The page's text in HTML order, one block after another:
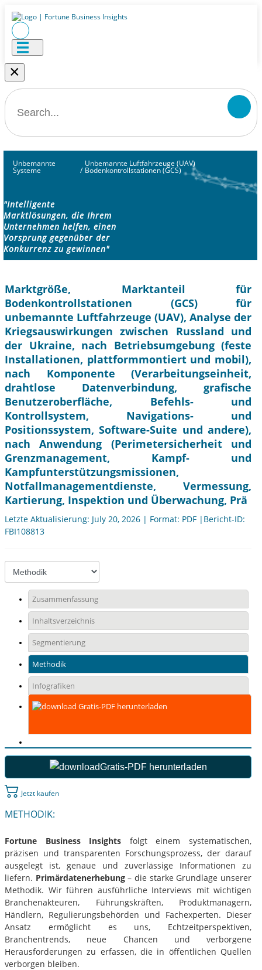
×
Unbemannte
Systeme /
Unbemannte Luftfahrzeuge (UAV)
Bodenkontrollstationen (GCS)
"Intelligente
Marktlösungen, die Ihrem
Unternehmen helfen, einen
Vorsprung gegenüber der
Konkurrenz zu gewinnen"
Marktgröße, Marktanteil für
Bodenkontrollstationen (GCS) für
unbemannte Luftfahrzeuge (UAV), Analyse der
Kriegsauswirkungen zwischen Russland und
der Ukraine, nach Betriebsumgebung (feste
Installationen, plattformmontiert und mobil),
nach Komponente (Verarbeitungseinheit,
drahtlose Datenverbindung, grafische
Benutzeroberfläche, Befehls- und
Kontrollsystem, Navigations- und
Positionssystem, Software-Suite und andere),
nach Anwendung (Perimetersicherheit und
Grenzmanagement, Kampf- und
Kampfunterstützungsmissionen,
Notfallmanagementdienste, Vermessung,
Kartierung, Inspektion und Überwachung, Prä
Letzte Aktualisierung: July 20, 2026 | Format: PDF |Bericht-ID:
FBI108813
Zusammenfassung
Inhaltsverzeichnis
Segmentierung
Methodik
Infografiken
Gratis-PDF herunterladen
Gratis-PDF herunterladen
Jetzt kaufen
METHODIK:
Fortune Business Insights folgt einem systematischen,
präzisen und transparenten Forschungsprozess, der darauf
ausgelegt ist, genaue und zuverlässige Informationen zu
liefern. Primärdatenerhebung– die starke Grundlage unserer
Methodik. Wir führen ausführliche Interviews mit wichtigen
Branchenakteuren, Führungskräften, Produktmanagern,
Händlern, Regulierungsbehörden und Fachexperten. Dieser
Ansatz ermöglicht es uns, Echtzeitperspektiven,
Branchentrends, neue Chancen und verborgene
Herausforderungen zu erfassen, die in öffentlichen Quellen
verborgen bleiben.